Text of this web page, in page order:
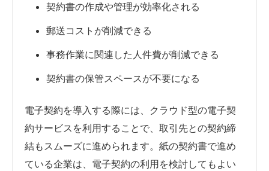
契約書の作成や管理が効率化される
郵送コストが削減できる
事務作業に関連した人件費が削減できる
契約書の保管スペースが不要になる
電子契約を導入する際には、クラウド型の電子契
約サービスを利用することで、取引先との契約締
結もスムーズに進められます。紙の契約書で進め
ている企業は、電子契約の利用を検討してもよい